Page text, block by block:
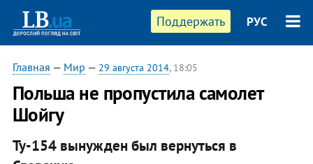
Поддержать РУС
Главная — Мир — 29 августа 2014, 18:05
Польша не пропустила самолет
Шойгу
Ту-154 вынужден был вернуться в